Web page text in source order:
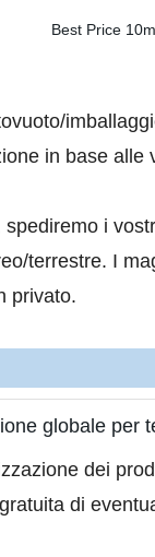
in base
i
terrestre. I
privato.
globale per
dei
di